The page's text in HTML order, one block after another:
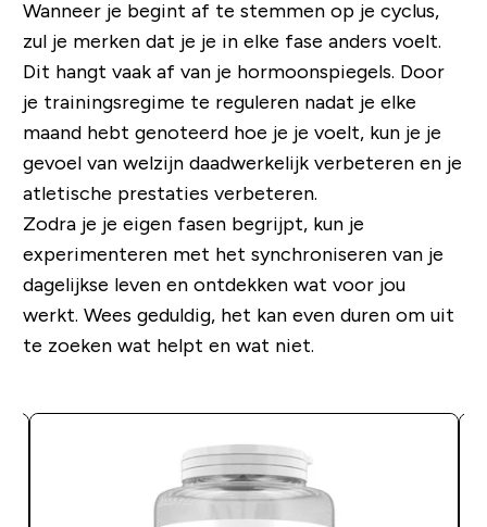
Wanneer je begint af te stemmen op je cyclus,
zul je merken dat je je in elke fase anders voelt.
Dit hangt vaak af van je hormoonspiegels. Door
je trainingsregime te reguleren nadat je elke
maand hebt genoteerd hoe je je voelt, kun je je
gevoel van welzijn daadwerkelijk verbeteren en je
atletische prestaties verbeteren.
Zodra je je eigen fasen begrijpt, kun je
experimenteren met het synchroniseren van je
dagelijkse leven en ontdekken wat voor jou
werkt. Wees geduldig, het kan even duren om uit
te zoeken wat helpt en wat niet.